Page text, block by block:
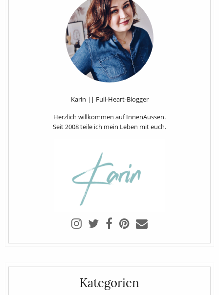
Karin || Full-Heart-Blogger
Herzlich willkommen auf InnenAussen.
Seit 2008 teile ich mein Leben mit euch.
Kategorien